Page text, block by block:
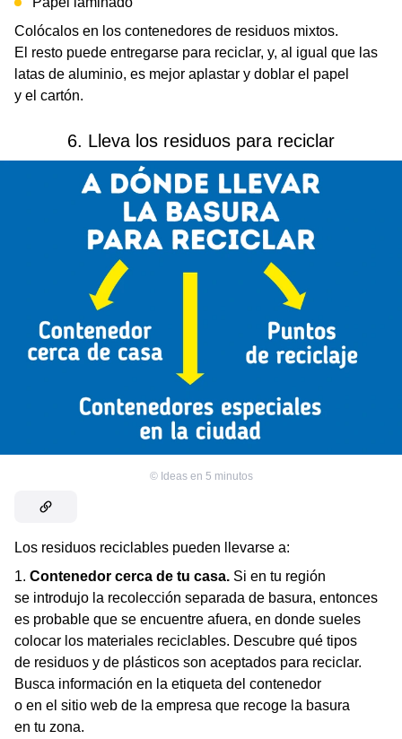
Colócalos en los contenedores de residuos mixtos.
El resto puede entregarse para reciclar, y, al igual que las
latas de aluminio, es mejor aplastar y doblar el papel
y el cartón.
6. Lleva los residuos para reciclar
© Ideas en 5 minutos
Los residuos reciclables pueden llevarse a:
Contenedor cerca de tu casa. Si en tu región
se introdujo la recolección separada de basura, entonces
es probable que se encuentre afuera, en donde sueles
colocar los materiales reciclables. Descubre qué tipos
de residuos y de plásticos son aceptados para reciclar.
Busca información en la etiqueta del contenedor
o en el sitio web de la empresa que recoge la basura
en tu zona.